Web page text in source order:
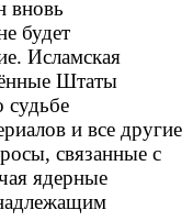
вновь
будет
Исламская
Штаты
судьбе
и все другие
связанные с
ядерные